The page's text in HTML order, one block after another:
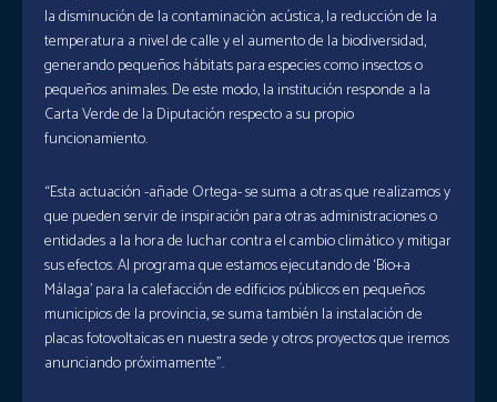
la disminución de la contaminación acústica, la reducción de la
temperatura a nivel de calle y el aumento de la biodiversidad,
generando pequeños hábitats para especies como insectos o
pequeños animales. De este modo, la institución responde a la
Carta Verde de la Diputación respecto a su propio
funcionamiento.
“Esta actuación -añade Ortega- se suma a otras que realizamos y
que pueden servir de inspiración para otras administraciones o
entidades a la hora de luchar contra el cambio climático y mitigar
sus efectos. Al programa que estamos ejecutando de ‘Bio+a
Málaga’ para la calefacción de edificios públicos en pequeños
municipios de la provincia, se suma también la instalación de
placas fotovoltaicas en nuestra sede y otros proyectos que iremos
anunciando próximamente”.